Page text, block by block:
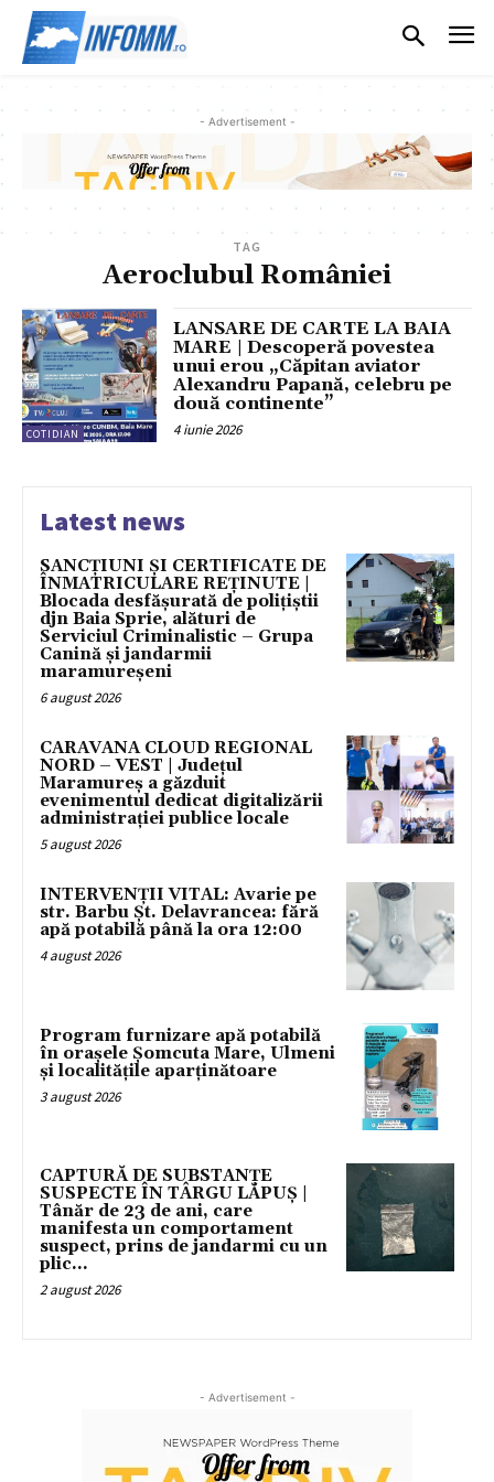
- Advertisement -
TAG
Aeroclubul României
COTIDIAN
LANSARE DE CARTE LA BAIA
MARE | Descoperă povestea
unui erou „Căpitan aviator
Alexandru Papană, celebru pe
două continente”
4 iunie 2026
Latest news
SANCȚIUNI ȘI CERTIFICATE DE
ÎNMATRICULARE REȚINUTE |
Blocada desfășurată de polițiștii
djn Baia Sprie, alături de
Serviciul Criminalistic – Grupa
Canină și jandarmii
maramureșeni
6 august 2026
CARAVANA CLOUD REGIONAL
NORD – VEST | Județul
Maramureș a găzduit
evenimentul dedicat digitalizării
administrației publice locale
5 august 2026
INTERVENȚII VITAL: Avarie pe
str. Barbu Șt. Delavrancea: fără
apă potabilă până la ora 12:00
4 august 2026
Program furnizare apă potabilă
în orașele Șomcuta Mare, Ulmeni
și localitățile aparținătoare
3 august 2026
CAPTURĂ DE SUBSTANȚE
SUSPECTE ÎN TÂRGU LĂPUȘ |
Tânăr de 23 de ani, care
manifesta un comportament
suspect, prins de jandarmi cu un
plic...
2 august 2026
- Advertisement -